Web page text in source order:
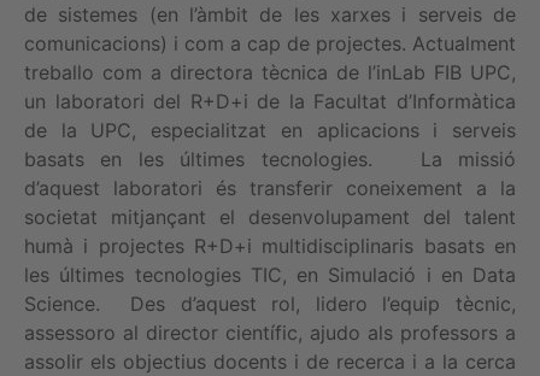
de sistemes (en l’àmbit de les xarxes i serveis de
comunicacions) i com a cap de projectes. Actualment
treballo com a directora tècnica de l’inLab FIB UPC,
un laboratori del R+D+i de la Facultat d’Informàtica
de la UPC, especialitzat en aplicacions i serveis
basats en les últimes tecnologies. La missió
d’aquest laboratori és transferir coneixement a la
societat mitjançant el desenvolupament del talent
humà i projectes R+D+i multidisciplinaris basats en
les últimes tecnologies TIC, en Simulació i en Data
Science. Des d’aquest rol, lidero l’equip tècnic,
assessoro al director científic, ajudo als professors a
assolir els objectius docents i de recerca i a la cerca